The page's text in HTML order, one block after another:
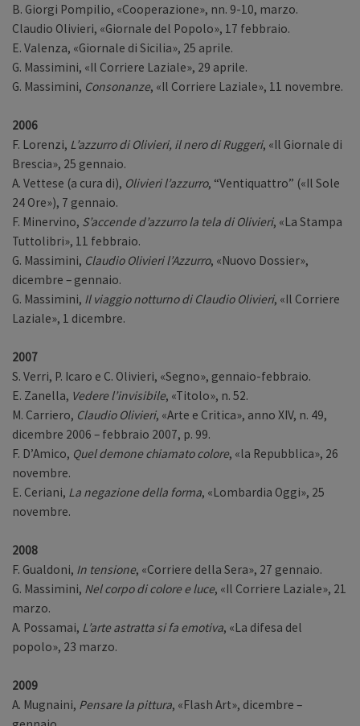
B. Giorgi Pompilio, «Cooperazione», nn. 9-10, marzo.
Claudio Olivieri, «Giornale del Popolo», 17 febbraio.
E. Valenza, «Giornale di Sicilia», 25 aprile.
G. Massimini, «Il Corriere Laziale», 29 aprile.
G. Massimini, Consonanze, «Il Corriere Laziale», 11 novembre.
2006
F. Lorenzi, L’azzurro di Olivieri, il nero di Ruggeri, «Il Giornale di
Brescia», 25 gennaio.
A. Vettese (a cura di), Olivieri l’azzurro, “Ventiquattro” («Il Sole
24 Ore»), 7 gennaio.
F. Minervino, S’accende d’azzurro la tela di Olivieri, «La Stampa
Tuttolibri», 11 febbraio.
G. Massimini, Claudio Olivieri l’Azzurro, «Nuovo Dossier»,
dicembre – gennaio.
G. Massimini, Il viaggio notturno di Claudio Olivieri, «Il Corriere
Laziale», 1 dicembre.
2007
S. Verri, P. Icaro e C. Olivieri, «Segno», gennaio-febbraio.
E. Zanella, Vedere l’invisibile, «Titolo», n. 52.
M. Carriero, Claudio Olivieri, «Arte e Critica», anno XIV, n. 49,
dicembre 2006 – febbraio 2007, p. 99.
F. D’Amico, Quel demone chiamato colore, «la Repubblica», 26
novembre.
E. Ceriani, La negazione della forma, «Lombardia Oggi», 25
novembre.
2008
F. Gualdoni, In tensione, «Corriere della Sera», 27 gennaio.
G. Massimini, Nel corpo di colore e luce, «Il Corriere Laziale», 21
marzo.
A. Possamai, L’arte astratta si fa emotiva, «La difesa del
popolo», 23 marzo.
2009
A. Mugnaini, Pensare la pittura, «Flash Art», dicembre –